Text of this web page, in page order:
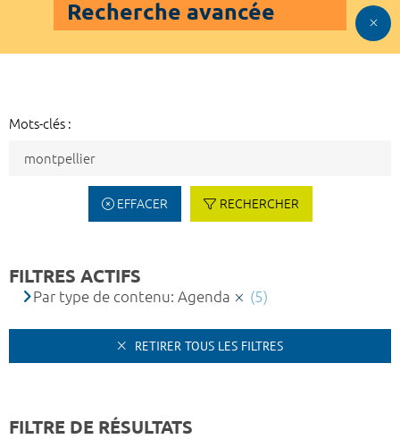
Recherche avancée
Mots-clés :
EFFACER RECHERCHER
FILTRES ACTIFS
Par type de contenu: Agenda (5)
RETIRER TOUS LES FILTRES
FILTRE DE RÉSULTATS